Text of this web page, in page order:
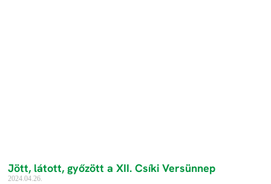
Jött, látott, győzött a XII. Csíki Versünnep
2024.04.26.